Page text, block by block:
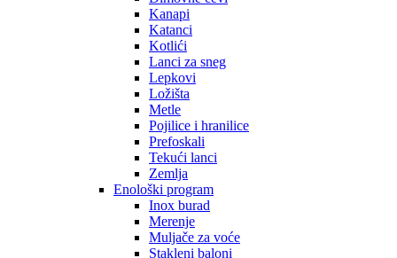
Kanapi
Katanci
Kotlići
Lanci za sneg
Lepkovi
Ložišta
Metle
Pojilice i hranilice
Prefoskali
Tekući lanci
Zemlja
Enološki program
Inox burad
Merenje
Muljače za voće
Stakleni baloni